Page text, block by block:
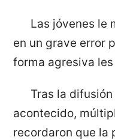
Las jóvenes le
en un grave error
forma agresiva les
Tras la
acontecido,
recordaron que la